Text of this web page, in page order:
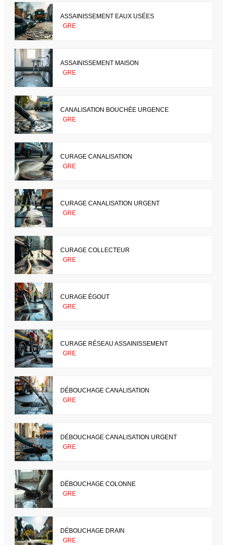
ASSAINISSEMENT EAUX USÉES
GRE
ASSAINISSEMENT MAISON
GRE
CANALISATION BOUCHÉE URGENCE
GRE
CURAGE CANALISATION
GRE
CURAGE CANALISATION URGENT
GRE
CURAGE COLLECTEUR
GRE
CURAGE ÉGOUT
GRE
CURAGE RÉSEAU ASSAINISSEMENT
GRE
DÉBOUCHAGE CANALISATION
GRE
DÉBOUCHAGE CANALISATION URGENT
GRE
DÉBOUCHAGE COLONNE
GRE
DÉBOUCHAGE DRAIN
GRE